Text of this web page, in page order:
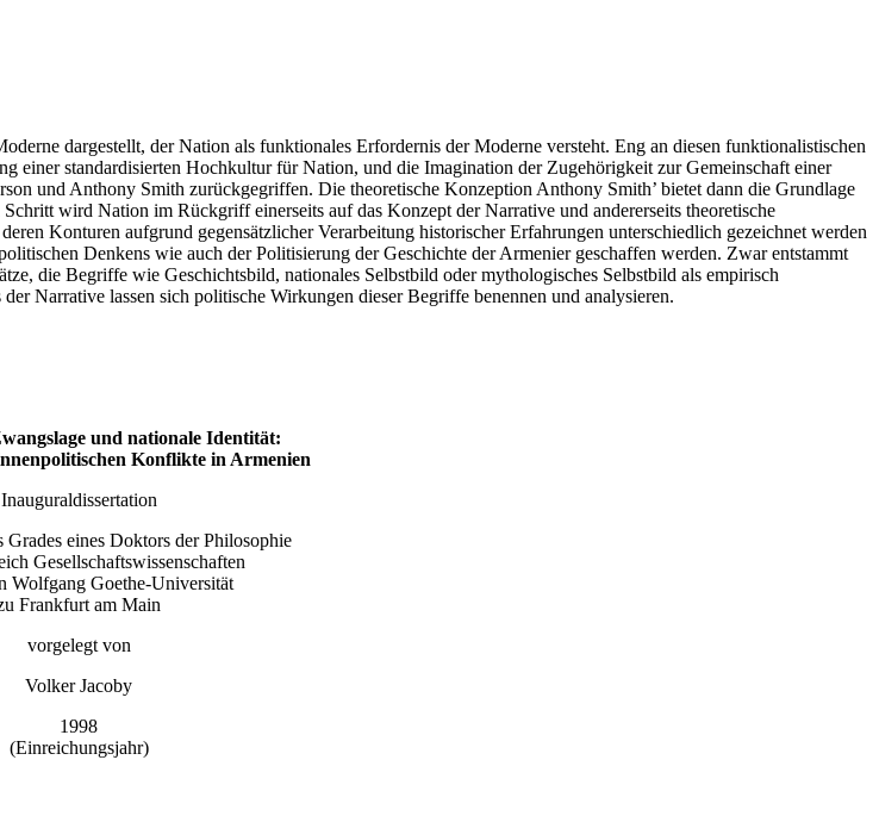
dargestellt, der Nation als funktionales Erfordernis der Moderne versteht. Eng an diesen funktionalistischen
einer standardisierten Hochkultur für Nation, und die Imagination der Zugehörigkeit zur Gemeinschaft einer
und Anthony Smith zurückgegriffen. Die theoretische Konzeption Anthony Smith’ bietet dann die Grundlage
wird Nation im Rückgriff einerseits auf das Konzept der Narrative und andererseits theoretische
Konturen aufgrund gegensätzlicher Verarbeitung historischer Erfahrungen unterschiedlich gezeichnet werden
Denkens wie auch der Politisierung der Geschichte der Armenier geschaffen werden. Zwar entstammt
die Begriffe wie Geschichtsbild, nationales Selbstbild oder mythologisches Selbstbild als empirisch
Narrative lassen sich politische Wirkungen dieser Begriffe benennen und analysieren.
und nationale Identität:
Konflikte in Armenien
Inauguraldissertation
Grades eines Doktors der Philosophie
Gesellschaftswissenschaften
Wolfgang Goethe-Universität
Frankfurt am Main
vorgelegt von
Volker Jacoby
1998
(Einreichungsjahr)